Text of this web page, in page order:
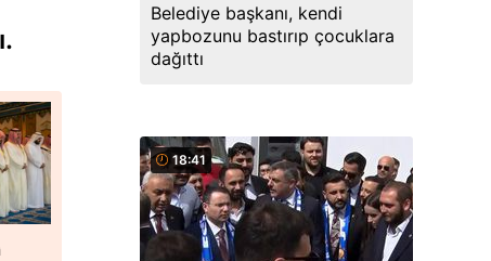
Belediye başkanı, kendi
yapbozunu bastırıp çocuklara
dağıttı
18:41